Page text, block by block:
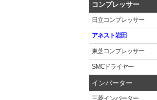
コンプレッサー
日立コンプレッサー
アネスト岩田
東芝コンプレッサー
SMCドライヤー
インバーター
三菱インバーター